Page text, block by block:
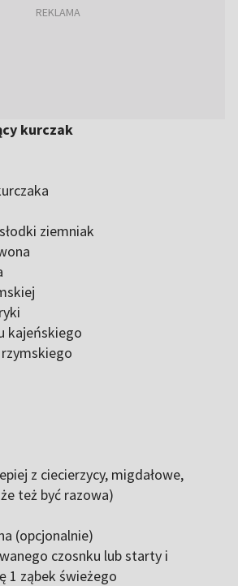
kurczak
ziemniak
kajeńskiego
z ciecierzycy, migdałowe,
też być razowa)
(opcjonalnie)
czosnku lub starty i
1 ząbek świeżego